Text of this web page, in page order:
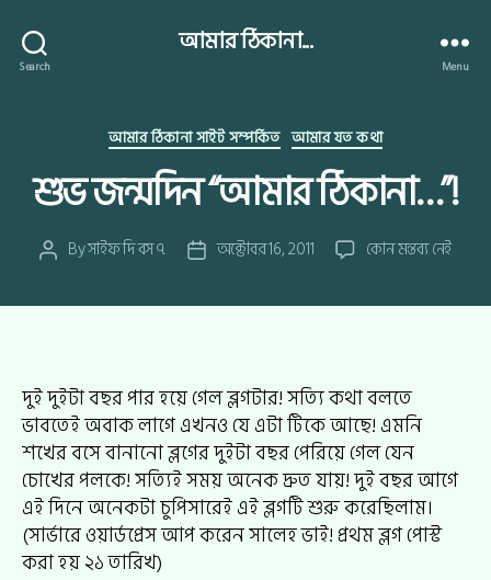
Search
আমার ঠিকানা...
Menu
Categories
আমার ঠিকানা সাইট সম্পর্কিত আমার যত কথা
শুভ জন্মদিন “আমার ঠিকানা…”!
PostByসাইফ দি বস ৭
Postঅক্টোবর 16, 2011
শুভ
কোন মন্তব্য নেই
দুই দুইটা বছর পার হয়ে গেল ব্লগটার! সত্যি কথা বলতে
ভাবতেই অবাক লাগে এখনও যে এটা টিকে আছে! এমনি
শখের বসে বানানো ব্লগের দুইটা বছর পেরিয়ে গেল যেন
চোখের পলকে! সত্যিই সময় অনেক দ্রুত যায়! দুই বছর আগে
এই দিনে অনেকটা চুপিসারেই এই ব্লগটি শুরু করেছিলাম।
(সার্ভারে ওয়ার্ডপ্রেস আপ করেন সালেহ ভাই! প্রথম ব্লগ পোস্ট
করা হয় ২১ তারিখ)